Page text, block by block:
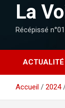
La
Récépissé
ACTUALITÉ
Accueil 2024